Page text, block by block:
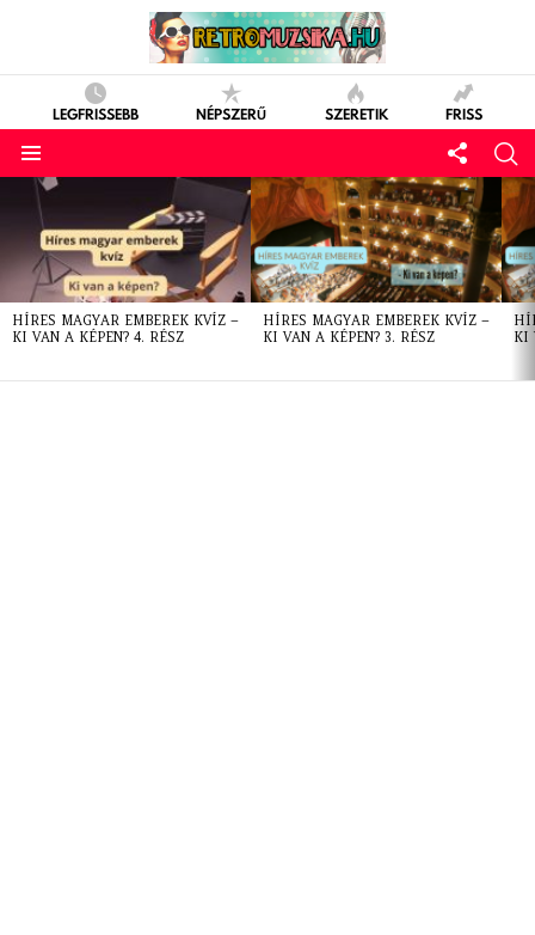
LEGFRISSEBB NÉPSZERŰ SZERETIK FRISS
LATEST
STORIES
HÍRES MAGYAR EMBEREK KVÍZ –
KI VAN A KÉPEN? 4. RÉSZ
HÍRES MAGYAR EMBEREK KVÍZ –
KI VAN A KÉPEN? 3. RÉSZ
KI